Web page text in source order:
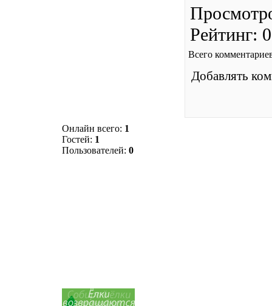
Онлайн всего: 1
Гостей: 1
Пользователей: 0
Рейтинг:
Всего
Добавлять